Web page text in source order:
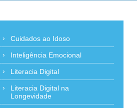
Cuidados ao Idoso
Inteligência Emocional
Literacia Digital
Literacia Digital na
Longevidade